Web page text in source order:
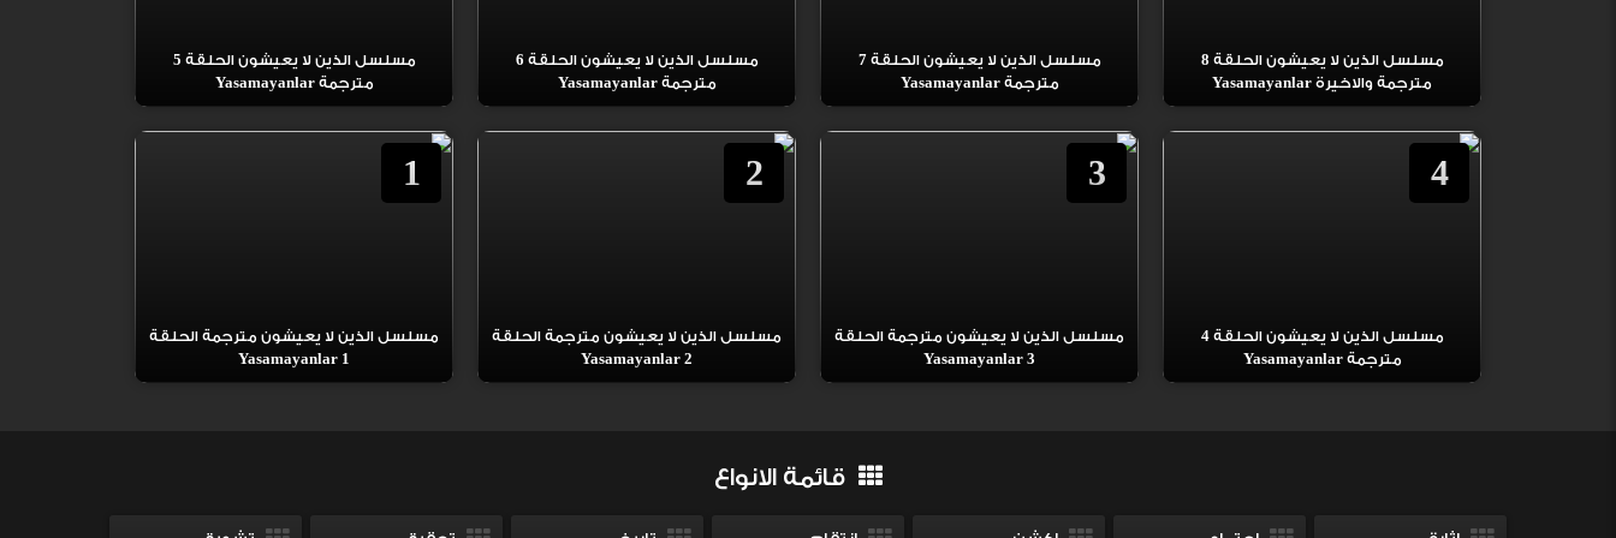
مسلسل الذين لا يعيشون الحلقة 8
مترجمة والاخيرة Yasamayanlar
مسلسل الذين لا يعيشون الحلقة 7
مترجمة Yasamayanlar
مسلسل الذين لا يعيشون الحلقة 6
مترجمة Yasamayanlar
مسلسل الذين لا يعيشون الحلقة 5
مترجمة Yasamayanlar
4
مسلسل الذين لا يعيشون الحلقة 4
مترجمة Yasamayanlar
3
مسلسل الذين لا يعيشون مترجمة الحلقة
3 Yasamayanlar
2
مسلسل الذين لا يعيشون مترجمة الحلقة
2 Yasamayanlar
1
مسلسل الذين لا يعيشون مترجمة الحلقة
1 Yasamayanlar
قائمة الانواع